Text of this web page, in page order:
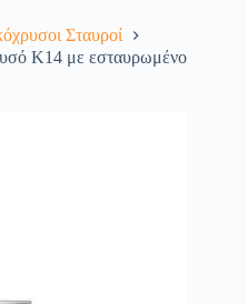
Σταυροί
Κ14 με εσταυρωμένο